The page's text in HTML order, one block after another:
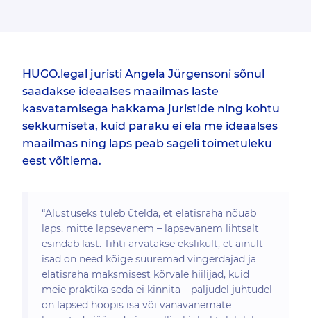
HUGO.legal juristi Angela Jürgensoni sõnul
saadakse ideaalses maailmas laste
kasvatamisega hakkama juristide ning kohtu
sekkumiseta, kuid paraku ei ela me ideaalses
maailmas ning laps peab sageli toimetuleku
eest võitlema.
“Alustuseks tuleb ütelda, et elatisraha nõuab
laps, mitte lapsevanem – lapsevanem lihtsalt
esindab last. Tihti arvatakse ekslikult, et ainult
isad on need kõige suuremad vingerdajad ja
elatisraha maksmisest kõrvale hiilijad, kuid
meie praktika seda ei kinnita – paljudel juhtudel
on lapsed hoopis isa või vanavanemate